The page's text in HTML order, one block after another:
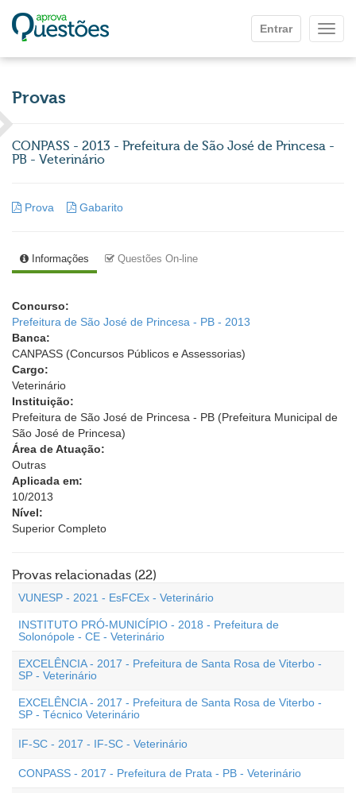
Entrar
Provas
CONPASS - 2013 - Prefeitura de São José de Princesa -
PB - Veterinário
Prova Gabarito
Informações Questões On-line
Concurso:
Prefeitura de São José de Princesa - PB - 2013
Banca:
CANPASS (Concursos Públicos e Assessorias)
Cargo:
Veterinário
Instituição:
Prefeitura de São José de Princesa - PB (Prefeitura Municipal de
São José de Princesa)
Área de Atuação:
Outras
Aplicada em:
10/2013
Nível:
Superior Completo
Provas relacionadas (22)
VUNESP - 2021 - EsFCEx - Veterinário
INSTITUTO PRÓ-MUNICÍPIO - 2018 - Prefeitura de
Solonópole - CE - Veterinário
EXCELÊNCIA - 2017 - Prefeitura de Santa Rosa de Viterbo -
SP - Veterinário
EXCELÊNCIA - 2017 - Prefeitura de Santa Rosa de Viterbo -
SP - Técnico Veterinário
IF-SC - 2017 - IF-SC - Veterinário
CONPASS - 2017 - Prefeitura de Prata - PB - Veterinário